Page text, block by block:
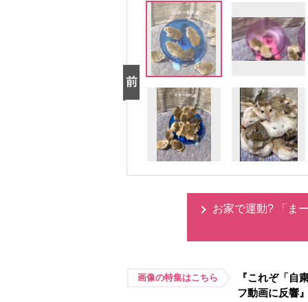
お家で運動? 「ま
画像の特集はこちら
『これぞ「自
フ動画に反響